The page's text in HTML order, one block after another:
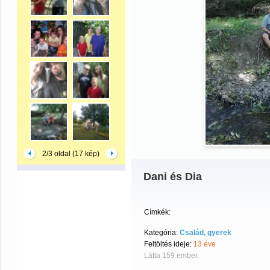
2/3 oldal (17 kép)
Dani és Dia
Címkék:
Kategória: Család, gyerek
Feltöltés ideje: 13 éve
Látta 159 ember.